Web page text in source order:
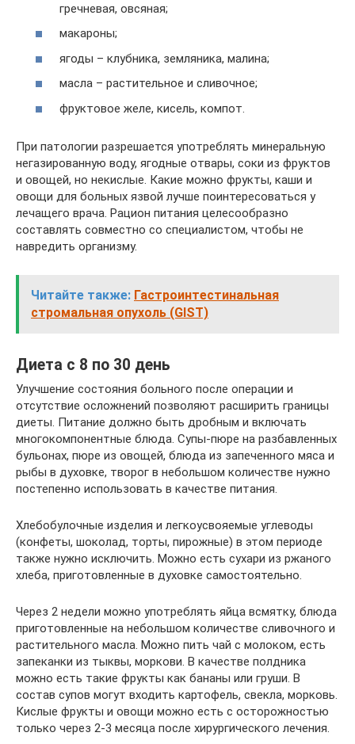
гречневая, овсяная;
макароны;
ягоды – клубника, земляника, малина;
масла – растительное и сливочное;
фруктовое желе, кисель, компот.
При патологии разрешается употреблять минеральную
негазированную воду, ягодные отвары, соки из фруктов
и овощей, но некислые. Какие можно фрукты, каши и
овощи для больных язвой лучше поинтересоваться у
лечащего врача. Рацион питания целесообразно
составлять совместно со специалистом, чтобы не
навредить организму.
Читайте также: Гастроинтестинальная
стромальная опухоль (GIST)
Диета с 8 по 30 день
Улучшение состояния больного после операции и
отсутствие осложнений позволяют расширить границы
диеты. Питание должно быть дробным и включать
многокомпонентные блюда. Супы-пюре на разбавленных
бульонах, пюре из овощей, блюда из запеченного мяса и
рыбы в духовке, творог в небольшом количестве нужно
постепенно использовать в качестве питания.
Хлебобулочные изделия и легкоусвояемые углеводы
(конфеты, шоколад, торты, пирожные) в этом периоде
также нужно исключить. Можно есть сухари из ржаного
хлеба, приготовленные в духовке самостоятельно.
Через 2 недели можно употреблять яйца всмятку, блюда
приготовленные на небольшом количестве сливочного и
растительного масла. Можно пить чай с молоком, есть
запеканки из тыквы, моркови. В качестве полдника
можно есть такие фрукты как бананы или груши. В
состав супов могут входить картофель, свекла, морковь.
Кислые фрукты и овощи можно есть с осторожностью
только через 2-3 месяца после хирургического лечения.